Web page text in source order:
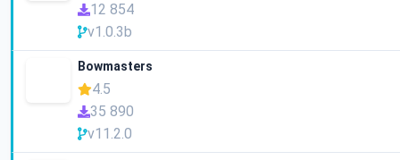
12 854
v1.0.3b
Bowmasters
4.5
35 890
v11.2.0